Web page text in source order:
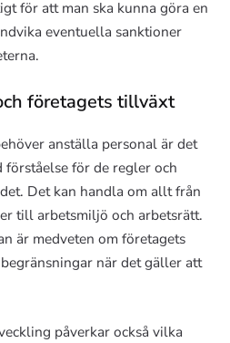
för att man ska kunna göra en
eventuella sanktioner
företagets tillväxt
anställa personal är det
för de regler och
Det kan handla om allt från
till arbetsmiljö och arbetsrätt.
är medveten om företagets
när det gäller att
påverkar också vilka